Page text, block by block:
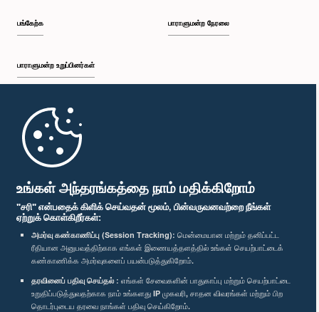
உங்கள் அந்தரங்கத்தை நாம் மதிக்கிறோம்
"சரி" என்பதைக் கிளிக் செய்வதன் மூலம், பின்வருவனவற்றை நீங்கள்
ஏற்றுக் கொள்கிறீர்கள்:
அமர்வு கண்காணிப்பு (Session Tracking): மென்மையான மற்றும் தனிப்பட்ட
ரீதியான அனுபவத்திற்காக எங்கள் இணையத்தளத்தில் உங்கள் செயற்பாட்டைக்
கண்காணிக்க அமர்வுகளைப் பயன்படுத்துகிறோம்.
தரவினைப் பதிவு செய்தல் : எங்கள் சேவைகளின் பாதுகாப்பு மற்றும் செயற்பாட்டை
உறுதிப்படுத்துவதற்காக நாம் உங்களது IP முகவரி, சாதன விவரங்கள் மற்றும் பிற
தொடர்புடைய தரவை நாங்கள் பதிவு செய்கிறோம்.
பங்கேற்க
பாராளுமன்ற உறுப்பினர்கள்
முதற்பக்கம்
பாராளுமன்ற நேரலை
பாராளுமன்ற கையடக்க செயலி
எம்மை பின்தொடர்க :
விருதுகள்